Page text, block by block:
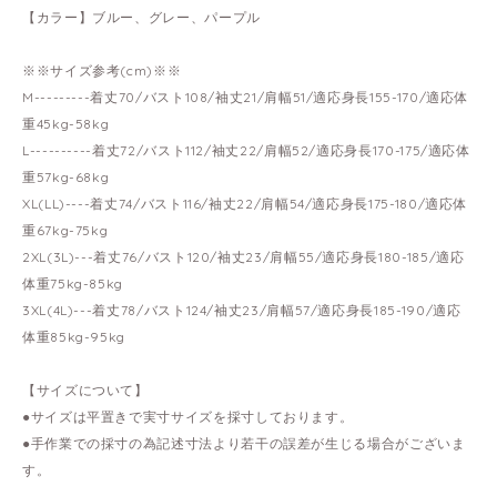
【カラー】ブルー、グレー、パープル
※※サイズ参考(cm)※※
M---------着丈70/バスト108/袖丈21/肩幅51/適応身長155-170/適応体
重45kg-58kg
L----------着丈72/バスト112/袖丈22/肩幅52/適応身長170-175/適応体
重57kg-68kg
XL(LL)----着丈74/バスト116/袖丈22/肩幅54/適応身長175-180/適応体
重67kg-75kg
2XL(3L)---着丈76/バスト120/袖丈23/肩幅55/適応身長180-185/適応
体重75kg-85kg
3XL(4L)---着丈78/バスト124/袖丈23/肩幅57/適応身長185-190/適応
体重85kg-95kg
【サイズについて】
●サイズは平置きで実寸サイズを採寸しております。
●手作業での採寸の為記述寸法より若干の誤差が生じる場合がございま
す。